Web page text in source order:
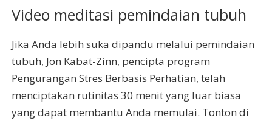
Video meditasi pemindaian tubuh
Jika Anda lebih suka dipandu melalui pemindaian
tubuh, Jon Kabat-Zinn, pencipta program
Pengurangan Stres Berbasis Perhatian, telah
menciptakan rutinitas 30 menit yang luar biasa
yang dapat membantu Anda memulai. Tonton di